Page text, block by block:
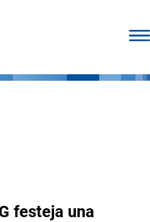
festeja una